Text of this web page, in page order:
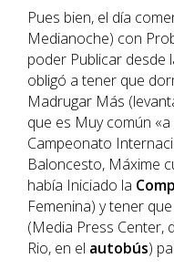
Pues bien, el día
Medianoche) con
poder Publicar desde
obligó a tener que
Madrugar Más
que es Muy común
Campeonato
Baloncesto, Máxime
había Iniciado la
Femenina) y tener
(Media Press Center,
Rio, en el autobús)